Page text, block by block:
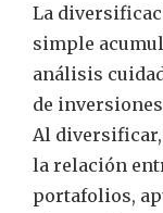
La
simple
análisis
de
Al
la relación
portafolios,